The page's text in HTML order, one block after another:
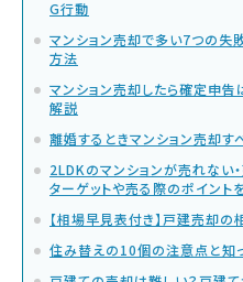
G行動
マンション売却で多い7つの失
方法
マンション売却したら確定申
解説
離婚するときマンション売却す
2LDKのマンションが売れない
ターゲットや売る際のポイント
【相場早見表付き】戸建売却の
住み替えの10個の注意点と知